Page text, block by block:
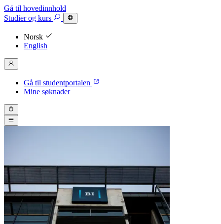
Gå til hovedinnhold
Studierog kurs
Norsk
English
Gå til studentportalen
Mine søknader